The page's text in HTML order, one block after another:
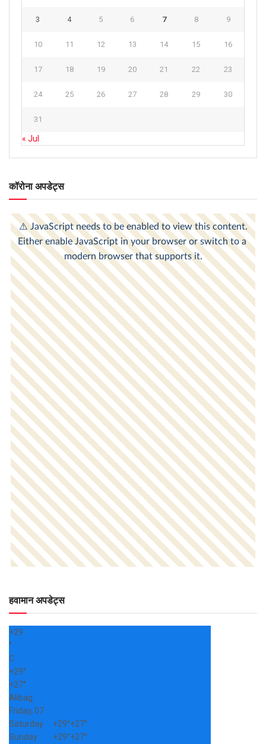
3 4 5 6 7 8 9
10 11 12 13 14 15 16
17 18 19 20 21 22 23
24 25 26 27 28 29 30
31
« Jul
कॉरोना अपडेट्स
हवामान अपडेट्स
+29
°
C
+29°
+27°
Alibag
Friday, 07
Saturday
+29°+27°
Sunday
+29°+27°